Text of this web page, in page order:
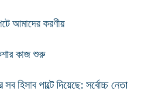
আমাদের করণীয়
কাজ শুরু
হিসাব পাল্টে দিয়েছে: সর্বোচ্চ নেতা